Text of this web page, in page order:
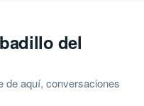
del
aquí, conversaciones